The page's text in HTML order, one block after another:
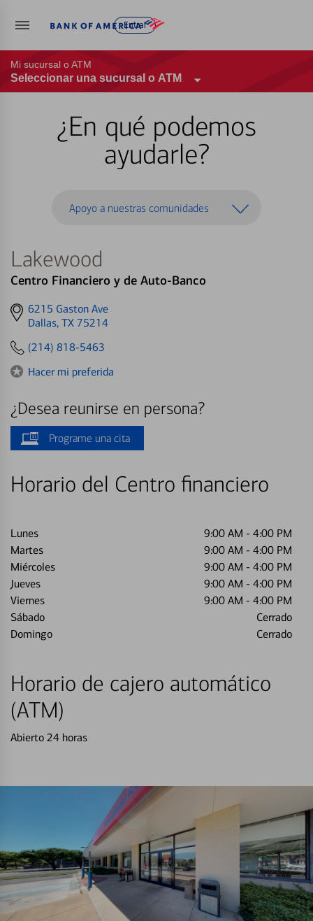
Entrar
Mi sucursal o ATM
Seleccionar una sucursal o ATM
¿En qué podemos
ayudarle?
Apoyo a nuestras comunidades
Lakewood
Centro Financiero y de Auto-Banco
Get
directions
6215 Gaston Ave
Dallas, TX 75214
(214) 818-5463
Hacer mi preferida
¿Desea reunirse en persona?
Programe una cita
Horario del Centro financiero
Lunes 9:00 AM - 4:00 PM
Martes
9:00 AM - 4:00 PM
Miércoles
9:00 AM - 4:00 PM
Jueves
9:00 AM - 4:00 PM
Viernes
9:00 AM - 4:00 PM
Sábado
Cerrado
Domingo
Cerrado
Horario de cajero automático
(ATM)
Abierto 24 horas